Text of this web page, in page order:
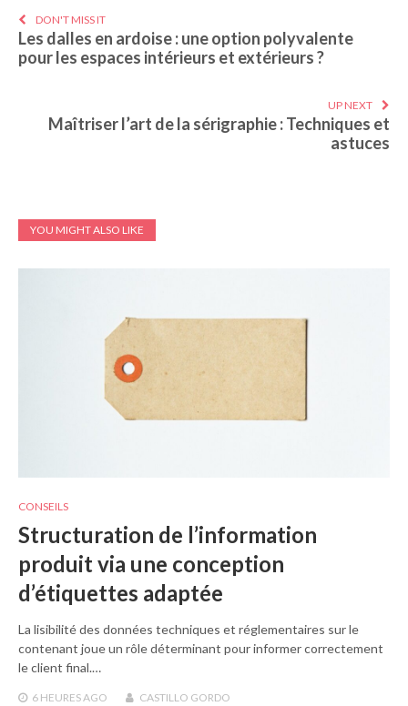
DON'T MISS IT
Les dalles en ardoise : une option polyvalente
pour les espaces intérieurs et extérieurs ?
UP NEXT
Maîtriser l’art de la sérigraphie : Techniques et
astuces
YOU MIGHT ALSO LIKE
CONSEILS
Structuration de l’information
produit via une conception
d’étiquettes adaptée
La lisibilité des données techniques et réglementaires sur le
contenant joue un rôle déterminant pour informer correctement
le client final.…
6 HEURESAGO CASTILLO GORDO